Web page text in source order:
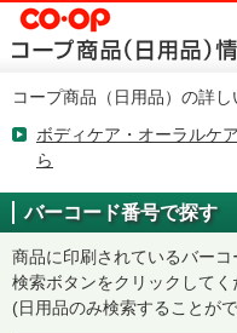
コープ商品（日用品）の詳し
ボディケア・オーラルケ
ら
バーコード番号で探す
商品に印刷されているバー
検索ボタンをクリックしてく
(日用品のみ検索することが